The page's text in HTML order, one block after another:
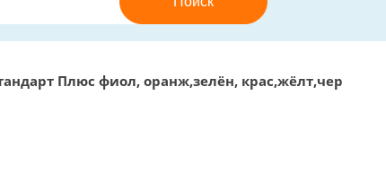
Плюс фиол, оранж,зелён, крас,жёлт,чер